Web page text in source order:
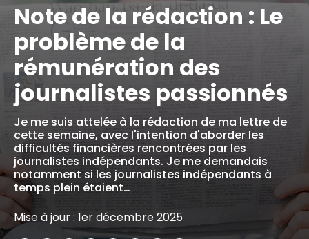
Note de la rédaction : Le
problème de la
rémunération des
journalistes passionnés
Je me suis attelée à la rédaction de ma lettre de
cette semaine, avec l'intention d'aborder les
difficultés financières rencontrées par les
journalistes indépendants. Je me demandais
notamment si les journalistes indépendants à
temps plein étaient…
Mise à jour : 1er décembre 2025